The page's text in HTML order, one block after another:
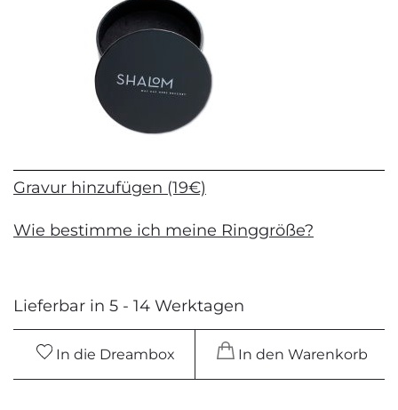
Gravur hinzufügen (19€)
Wie bestimme ich meine Ringgröße?
Lieferbar in 5 - 14 Werktagen
In die Dreambox In den Warenkorb